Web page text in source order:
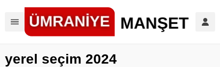
yerel seçim 2024